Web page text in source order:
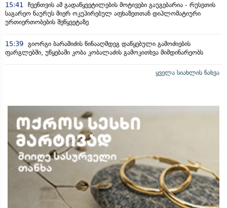
15:41
ჩვენთვის ამ გადაწყვეტილების მოტივები გაუგებარია - რუსეთის
საგარეო ნაურუს მიერ ოკუპირებულ აფხაზეთთან დიპლომატიური
ურთიერთობების შეწყვეტაზე
15:39 გიორგი ბარამიძის წინააღმდეგ დაწყებული გამოძიების
ფარგლებში, უწყებაში კობა კობალაძის გამოკითხვა მიმდინარეობს
ყველა სიახლის ნახვა